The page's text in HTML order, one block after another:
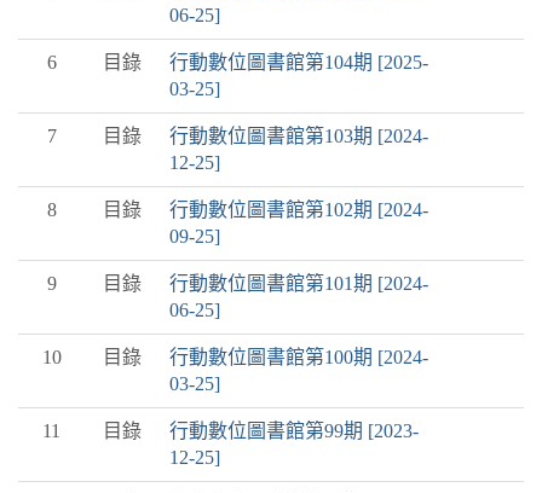
06-25]
6 目錄
行動數位圖書館第104期 [2025-
03-25]
7 目錄
行動數位圖書館第103期 [2024-
12-25]
8 目錄
行動數位圖書館第102期 [2024-
09-25]
9 目錄
行動數位圖書館第101期 [2024-
06-25]
10 目錄
行動數位圖書館第100期 [2024-
03-25]
11 目錄
行動數位圖書館第99期 [2023-
12-25]